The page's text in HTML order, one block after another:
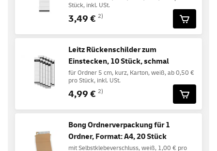
Stück, inkl. USt.
3,49 € 2)
Leitz Rückenschilder zum
Einstecken, 10 Stück, schmal
für Ordner 5 cm, kurz, Karton, weiß, ab 0,50 €
pro Stück, inkl. USt.
4,99 € 2)
Bong Ordnerverpackung für 1
Ordner, Format: A4, 20 Stück
mit Selbstklebeverschluss, weiß, 1,00 € pro